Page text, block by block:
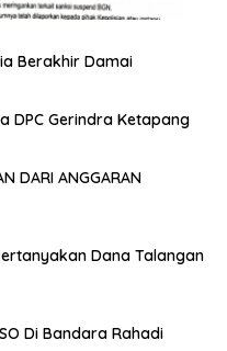
Berakhir Damai
DPC Gerindra Ketapang
DARI ANGGARAN
Dana Talangan
Di Bandara Rahadi